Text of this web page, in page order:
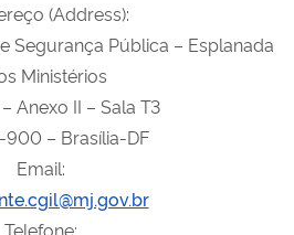
(Address):
Segurança Pública – Esplanada
Ministérios
Anexo II – Sala T3
– Brasília-DF
Email:
Telefone: